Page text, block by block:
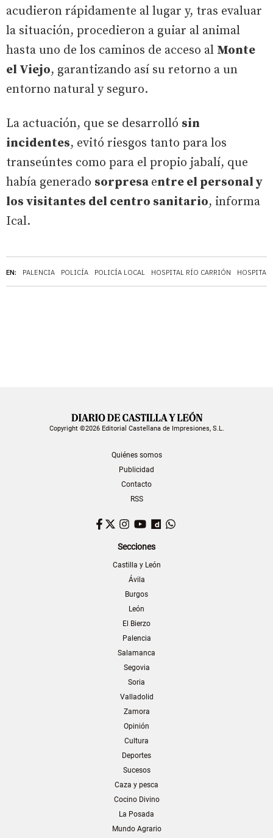
EN: PALENCIA POLICÍA POLICÍA LOCAL HOSPITAL RÍO CARRIÓN
acudieron rápidamente al lugar y, tras evaluar
la situación, procedieron a guiar al animal
hasta uno de los caminos de acceso al Monte
el Viejo, garantizando así su retorno a un
entorno natural y seguro.
La actuación, que se desarrolló sin
incidentes, evitó riesgos tanto para los
transeúntes como para el propio jabalí, que
había generado sorpresa entre el personal y
los visitantes del centro sanitario, informa
Ical.
Copyright ©2026 Editorial Castellana de Impresiones, S.L.
Quiénes somos
Publicidad
Contacto
RSS
Facebook
TwitterInstagram
YouTubeDailymotion
Secciones
Castilla y León
Ávila
Burgos
León
El Bierzo
Palencia
Salamanca
Segovia
Soria
Valladolid
Zamora
Opinión
Cultura
Deportes
Sucesos
Caza y pesca
Cocino Divino
La Posada
Mundo Agrario